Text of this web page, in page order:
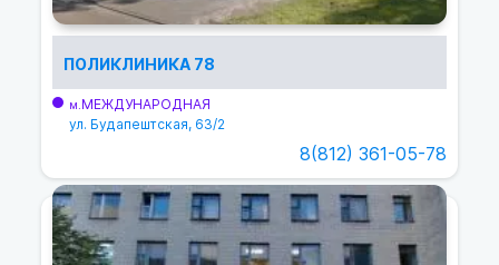
ПОЛИКЛИНИКА 78
м.МЕЖДУНАРОДНАЯ
ул. Будапештская, 63/2
8(812) 361-05-78